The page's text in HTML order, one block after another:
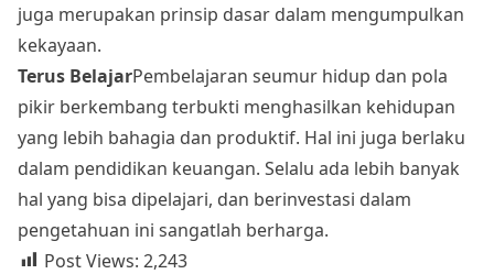
juga merupakan prinsip dasar dalam mengumpulkan
kekayaan.
Terus BelajarPembelajaran seumur hidup dan pola
pikir berkembang terbukti menghasilkan kehidupan
yang lebih bahagia dan produktif. Hal ini juga berlaku
dalam pendidikan keuangan. Selalu ada lebih banyak
hal yang bisa dipelajari, dan berinvestasi dalam
pengetahuan ini sangatlah berharga.
Post Views: 2,243